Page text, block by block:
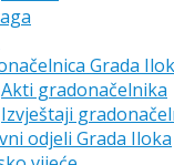
Grada
Akti gradonačelnika
Izvještaji
odjeli Grada Iloka